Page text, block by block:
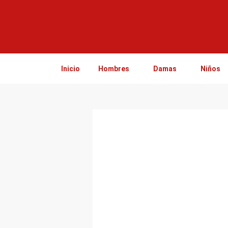
Inicio Hombres Damas Niños